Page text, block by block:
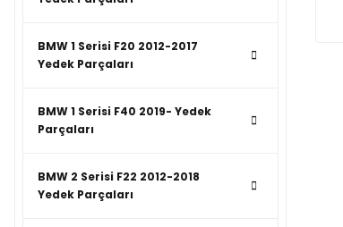
BMW 1 Serisi F20 2012-2017
Yedek Parçaları
BMW 1 Serisi F40 2019- Yedek
Parçaları
BMW 2 Serisi F22 2012-2018
Yedek Parçaları